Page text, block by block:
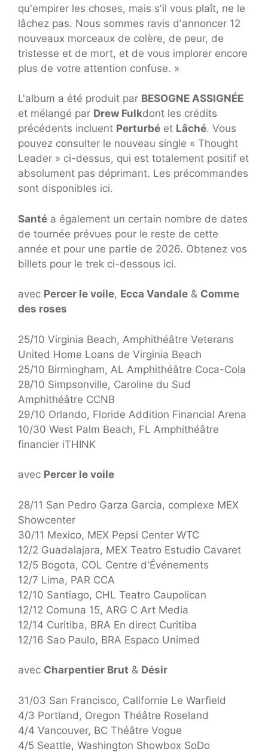
qu'empirer les choses, mais s'il vous plaît, ne le
lâchez pas. Nous sommes ravis d'annoncer 12
nouveaux morceaux de colère, de peur, de
tristesse et de mort, et de vous implorer encore
plus de votre attention confuse. »
L'album a été produit par BESOGNE ASSIGNÉE
et mélangé par Drew Fulkdont les crédits
précédents incluent Perturbé et Lâché. Vous
pouvez consulter le nouveau single « Thought
Leader » ci-dessus, qui est totalement positif et
absolument pas déprimant. Les précommandes
sont disponibles ici.
Santé a également un certain nombre de dates
de tournée prévues pour le reste de cette
année et pour une partie de 2026. Obtenez vos
billets pour le trek ci-dessous ici.
avec Percer le voile, Ecca Vandale & Comme
des roses
25/10 Virginia Beach, Amphithéâtre Veterans
United Home Loans de Virginia Beach
25/10 Birmingham, AL Amphithéâtre Coca-Cola
28/10 Simpsonville, Caroline du Sud
Amphithéâtre CCNB
29/10 Orlando, Floride Addition Financial Arena
10/30 West Palm Beach, FL Amphithéâtre
financier iTHINK
avec Percer le voile
28/11 San Pedro Garza Garcia, complexe MEX
Showcenter
30/11 Mexico, MEX Pepsi Center WTC
12/2 Guadalajara, MEX Teatro Estudio Cavaret
12/5 Bogota, COL Centre d'Événements
12/7 Lima, PAR CCA
12/10 Santiago, CHL Teatro Caupolican
12/12 Comuna 15, ARG C Art Media
12/14 Curitiba, BRA En direct Curitiba
12/16 Sao Paulo, BRA Espaco Unimed
avec Charpentier Brut & Désir
31/03 San Francisco, Californie Le Warfield
4/3 Portland, Oregon Théâtre Roseland
4/4 Vancouver, BC Théâtre Vogue
4/5 Seattle, Washington Showbox SoDo